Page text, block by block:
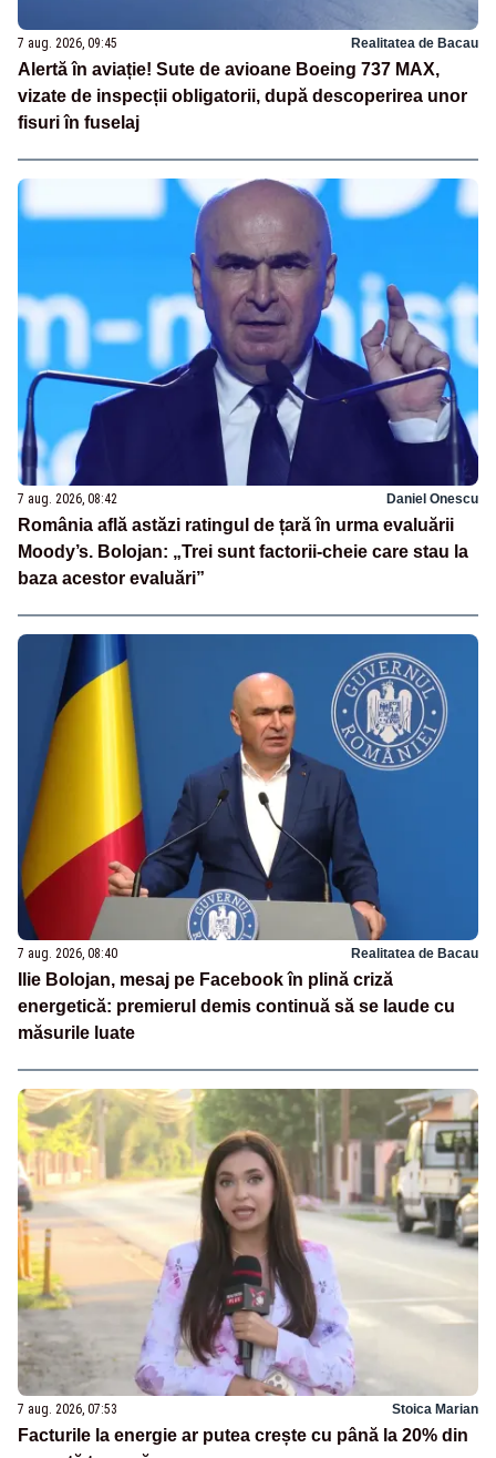
7 aug. 2026, 09:45 Realitatea de Bacau
Alertă în aviație! Sute de avioane Boeing 737 MAX,
vizate de inspecții obligatorii, după descoperirea unor
fisuri în fuselaj
7 aug. 2026, 08:42 Daniel Onescu
România află astăzi ratingul de țară în urma evaluării
Moody’s. Bolojan: „Trei sunt factorii-cheie care stau la
baza acestor evaluări”
7 aug. 2026, 08:40 Realitatea de Bacau
Ilie Bolojan, mesaj pe Facebook în plină criză
energetică: premierul demis continuă să se laude cu
măsurile luate
7 aug. 2026, 07:53 Stoica Marian
Facturile la energie ar putea crește cu până la 20% din